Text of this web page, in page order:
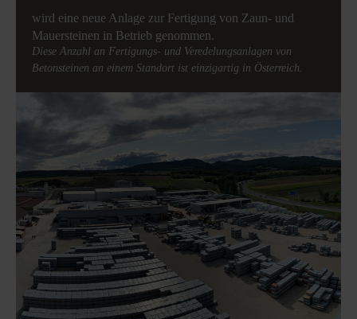
wird eine neue Anlage zur Fertigung von Zaun- und
Mauersteinen in Betrieb genommen.
Diese Anzahl an Fertigungs- und Veredelungsanlagen von
Betonsteinen an einem Standort ist einzigartig in Österreich.